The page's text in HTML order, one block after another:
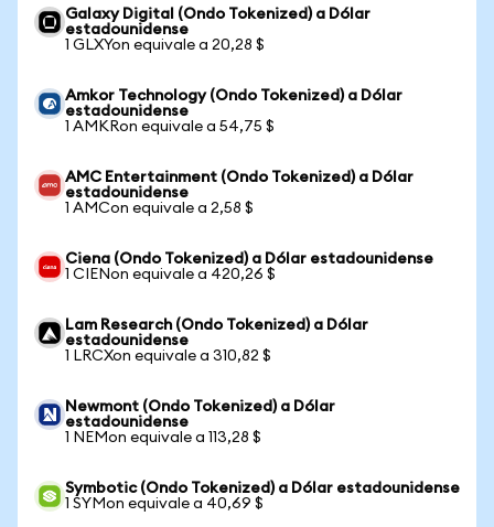
Galaxy Digital (Ondo Tokenized) a Dólar
estadounidense
1 GLXYon equivale a 20,28 $
Amkor Technology (Ondo Tokenized) a Dólar
estadounidense
1 AMKRon equivale a 54,75 $
AMC Entertainment (Ondo Tokenized) a Dólar
estadounidense
1 AMCon equivale a 2,58 $
Ciena (Ondo Tokenized) a Dólar estadounidense
1 CIENon equivale a 420,26 $
Lam Research (Ondo Tokenized) a Dólar
estadounidense
1 LRCXon equivale a 310,82 $
Newmont (Ondo Tokenized) a Dólar
estadounidense
1 NEMon equivale a 113,28 $
Symbotic (Ondo Tokenized) a Dólar estadounidense
1 SYMon equivale a 40,69 $